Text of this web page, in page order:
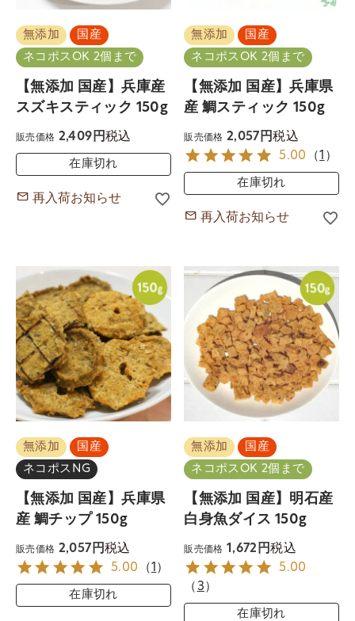
無添加
国産
ネコポスOK 2個まで
【無添加 国産】兵庫産
スズキスティック 150g
販売価格 2,409 税込
在庫切れ
再入荷お知らせ
無添加
国産
ネコポスOK 2個まで
【無添加 国産】兵庫県
産 鯛スティック 150g
販売価格 2,057 税込
5.00 （1 ）
在庫切れ
再入荷お知らせ
無添加
国産
ネコポスNG
【無添加 国産】兵庫県
産 鯛チップ 150g
販売価格 2,057 税込
5.00 （1 ）
在庫切れ
無添加
国産
ネコポスOK 2個まで
【無添加 国産】明石産
白身魚ダイス 150g
販売価格 1,672 税込
5.00
（ 3 ）
在庫切れ